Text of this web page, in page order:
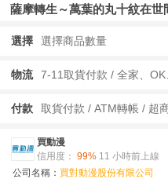
薩摩轉生～萬葉的丸十紋在
選擇 選擇商品數量
物流
付款 取貨付款 / ATM轉帳 / 超
買動漫
信用度： 99% 11 小時前上線
公司名稱： 買對動漫股份有限公司